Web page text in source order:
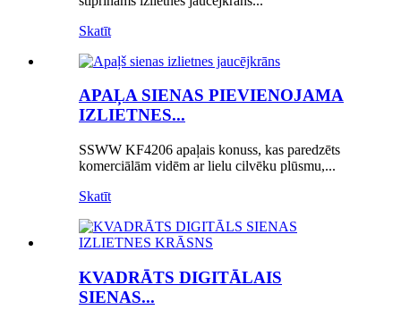
Skatīt
APAĻA SIENAS PIEVIENOJAMA
IZLIETNES...
SSWW KF4206 apaļais konuss, kas paredzēts
komerciālām vidēm ar lielu cilvēku plūsmu,...
Skatīt
KVADRĀTS DIGITĀLAIS
SIENAS...